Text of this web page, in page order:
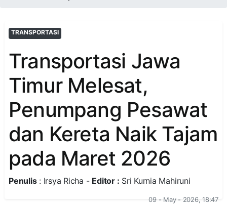
TRANSPORTASI
Transportasi Jawa
Timur Melesat,
Penumpang Pesawat
dan Kereta Naik Tajam
pada Maret 2026
Penulis: Irsya Richa - Editor : Sri Kurnia Mahiruni
09 - May - 2026, 18:47